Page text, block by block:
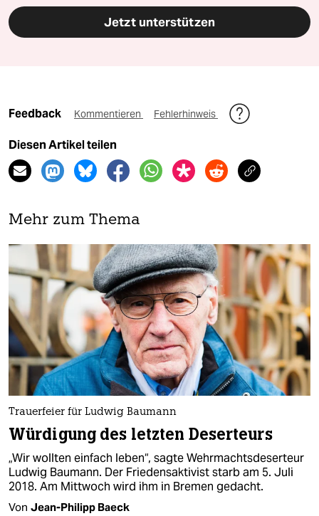
Jetzt unterstützen
Feedback Kommentieren Fehlerhinweis
Diesen Artikel teilen
Mehr zum Thema
Trauerfeier für Ludwig Baumann
Würdigung des letzten Deserteurs
„Wir wollten einfach leben“, sagte Wehrmachtsdeserteur
Ludwig Baumann. Der Friedensaktivist starb am 5. Juli
2018. Am Mittwoch wird ihm in Bremen gedacht.
Von Jean-Philipp Baeck